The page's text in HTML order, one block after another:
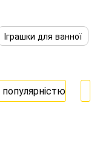
Іграшки для ванної
популярністю